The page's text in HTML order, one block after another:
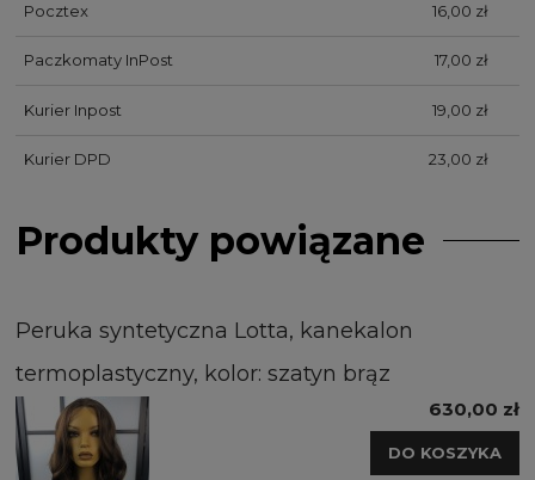
Pocztex 16,00 zł
Paczkomaty InPost 17,00 zł
Kurier Inpost 19,00 zł
Kurier DPD 23,00 zł
Produkty powiązane
Peruka syntetyczna Lotta, kanekalon
termoplastyczny, kolor: szatyn brąz
630,00 zł
DO KOSZYKA